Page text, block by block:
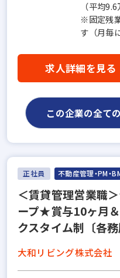
（平均9.6
※固定残
す（月毎
求人詳細を見る
この企業の全て
正社員 不動産管理・PM・
＜賃貸管理営業職
ープ★賞与10ヶ月
クスタイム制〔各務
大和リビング株式会社